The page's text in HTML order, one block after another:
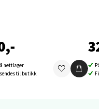
nettlager
til butikk
Mo i Rana